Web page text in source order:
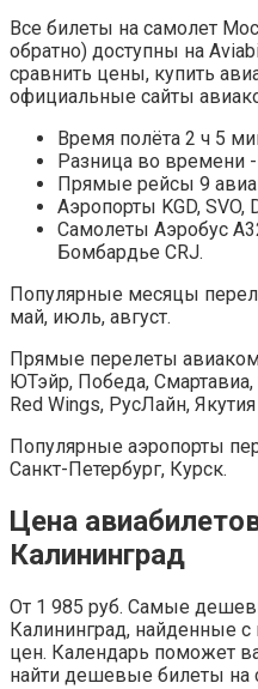
Все билеты на самолет
обратно) доступны на
сравнить цены, купить
официальные сайты
Время полёта 2 ч 5
Разница во времени -
Прямые рейсы 9
Аэропорты KGD, SVO,
Самолеты Аэробус
Бомбардье CRJ.
Популярные месяцы
май, июль, август.
Прямые перелеты
ЮТэйр, Победа,
Red Wings, РусЛайн, Якутия
Популярные аэропорты
Санкт-Петербург, Курск.
Цена
Калининград
От 1 985 руб. Cамые
Калининград, найденные
цен. Календарь поможет
найти дешевые билеты на